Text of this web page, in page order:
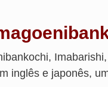
inglês e japonês,